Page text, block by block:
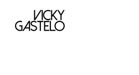
contenido